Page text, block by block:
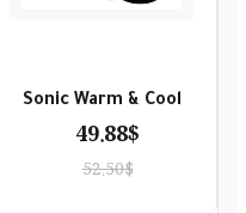
Sonic Warm & Cool
49.88$
52.50$